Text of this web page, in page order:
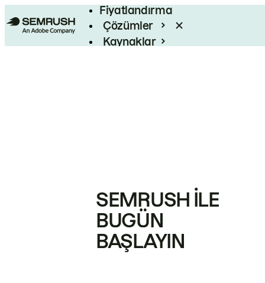
Fiyatlandırma
Çözümler
Kaynaklar
SEMRUSH ILE
BUGÜN
BAŞLAYIN